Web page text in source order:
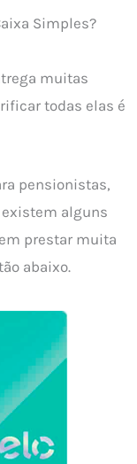
Simples?
muitas
todas elas é
pensionistas,
alguns
prestar muita
abaixo.